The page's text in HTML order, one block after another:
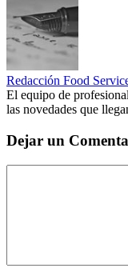
Redacción Food
El equipo de
las novedades que
Dejar un